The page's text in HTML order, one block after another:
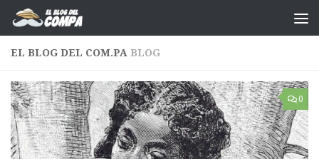
Saltar al contenido
EL BLOG DEL COM.PA BLOG
0